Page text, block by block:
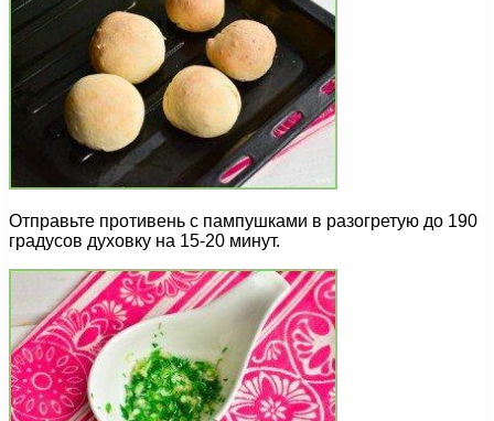
Отправьте противень с пампушками в разогретую до 190
градусов духовку на 15-20 минут.